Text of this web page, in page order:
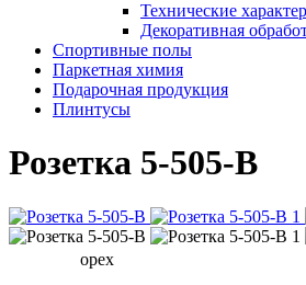
Технические
Декоративная
Спортивные полы
Паркетная химия
Подарочная продукция
Плинтусы
Розетка 5-505-В
орех